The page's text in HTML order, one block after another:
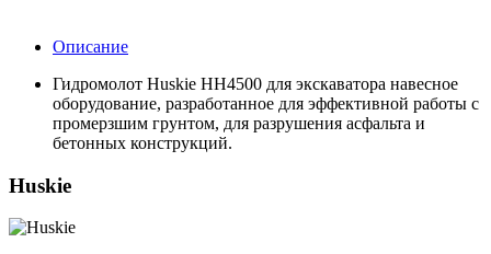
Описание
Гидромолот Huskie HH4500 для экскаватора навесное
оборудование, разработанное для эффективной работы с
промерзшим грунтом, для разрушения асфальта и
бетонных конструкций.
Huskie